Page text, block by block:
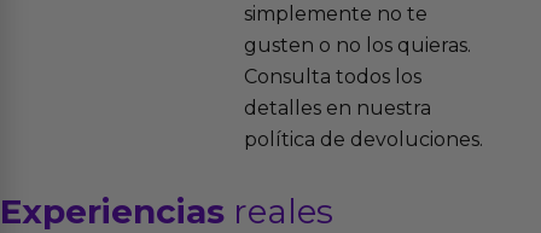
simplemente no te
gusten o no los quieras.
Consulta todos los
detalles en nuestra
política de devoluciones.
Experiencias reales